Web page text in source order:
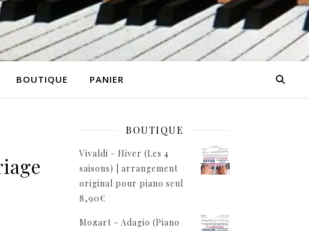
BOUTIQUE PANIER
BOUTIQUE
Vivaldi - Hiver (Les 4
saisons) | arrangement
original pour piano seul
8,90€
Mozart - Adagio (Piano